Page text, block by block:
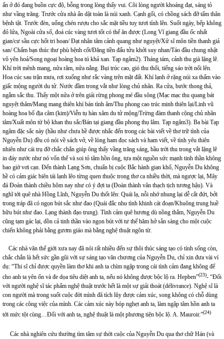
ẩn ở đó đang buồn cực độ, bỗng trong lòng thấy vui. Cõi lòng người khoáng đạt, sáng tỏ
như vầng trăng. Trước cửa nhà ẩn dật toàn là núi xanh. Cạnh gối, có chồng sách đỡ tấm thân
bệnh tật. Trước đèn, uống chén rượu cho sắc mặt tiều tuỵ tươi tỉnh lên. Suốt ngày, bếp không
đỏ lửa, Ngoài cửa sổ, đoá cúc vàng tươi tốt có thể ăn được (Long Vĩ giang đầu ốc nhất
gian/cư sầu cực hốt tri hoan/ Đạt nhân tâm cảnh quang như nguyệt/Xử sĩ môn tiền thanh giả
san/ Chẩm bạn thúc thư phù bệnh cốt/Đăng tiền đấu tửu khởi suy nhan/Táo đầu chung nhật
vô yên hoả/Song ngoại hoàng hoa tú khả xan. Tạp ngâm2). Tháng tám, cảnh thu già lặng lẽ.
Khí trời mênh mang, nửa râm, nửa nắng. Bụi trúc cao, gió thu thổi, tiếng sáo trời nổi lên.
Hoa cúc sau trận mưa, rơi xuống như rắc vàng trên mặt đất. Khí lạnh ở rặng núi xa thấm vào
giấc mộng người du tử. Nước đầm trong vắt như lòng chủ nhân. Ra cửa, bước thong thả,
ngắm sắc thu. Thấy một nửa ở trên giải rừng phong mé đầu sông (Mạc mạc thu quang bát
nguyệt thâm/Mang mang thiên khí bán tình âm/Thu phong cao trúc minh thiên lại/Linh vũ
hoàng hoa bố địa câm (kim)/Viễn tụ hàn xâm du tử mộng/Trừng đàm thanh cộng chủ nhân
tâm/Xuất môn từ bộ khan thu sắc/Bán tại giang đầu phong thụ lâm. Tạp ngâm3). Ba bài Tạp
ngâm đặc sắc này (hầu như chưa hề được nhắc đến trong các bài viết về thơ trữ tình của
Nguyễn Du) đều có nói về sách vở, về lòng ham đọc sách và ham viết, về tình yêu thiên
nhiên như cái trụ đỡ chắc chắn giúp ông thấy vầng trăng sáng, bầu trời thu trong vắt lặng lẽ
in đáy nước như nó vốn thế và soi tỏ tâm hồn ông, tựa một nguồn sức mạnh tinh thần không
bao giờ vơi cạn. Đến thành Lạng Sơn, chuẩn bị cuộc Bắc hành gian khổ, Nguyễn Du không
hề có cảm giác biên tái lạnh lẽo từng quen thuộc trong thơ ca nhiều thời, mà ngược lại, Mây
đá Đoàn thành chiều hôm nay như có ý đợi ta (Đoàn thành vân thạch tịch tương hậu). Và
nghĩ tới quê nhà Hồng Lĩnh, Nguyễn Du thốt lên: Quái lạ, nỗi nhớ nhung lại dễ cắt đứt, bởi
trong tráp đã có ngọn bút sắc như đao (Quái đắc nhu tình khinh cát đoạn/Khuông trung huề
hữu bút như đao. Lạng thành đạo trung). Tình cảm quê hương dù nồng thắm, Nguyễn Du
cũng tạm gác lại, dồn cả tinh thần vào ngọn bút với tư thế hăm hở sẵn sàng cho một cuộc
chiến không phải bằng gươm giáo mà bằng nghệ thuật ngôn từ.
Các nhà văn thế giới xưa nay đã nói rất nhiều đến sự thôi thúc sáng tạo có tính sống còn,
chắc chắn là hết sức gần gũi với sự sáng tạo văn chương của Nguyễn Du, chỉ xin đưa vài ví
dụ: “Thi sĩ chỉ được quyền làm thơ khi anh ta chìm ngập trong cái tình cảm đang không để
cho anh ta yên ổn và đe dọa tiêu diệt anh ta, nếu nó không được bộc lộ ra. Hepben”(23)- “Đối
với người nghệ sĩ tác phẩm nghệ thuật trước hết là một sự giải thoát (délivrance). Nghệ sĩ là
con người mà trong suốt cuộc đời mình đã tích lũy được cảm xúc, song không có chỗ dùng
trong các công việc của mình. Các cảm xúc này bóp nghẹt anh ta, làm ngập tâm hồn anh ta
tới mức tột cùng…Đối với anh ta, nghệ thuật là một phương tiện bộc lộ. A. Mauroir.”(24)
Các nhà nghiên cứu thường tìm tâm sự thời cuộc của Nguyễn Du qua thơ chữ Hán (và